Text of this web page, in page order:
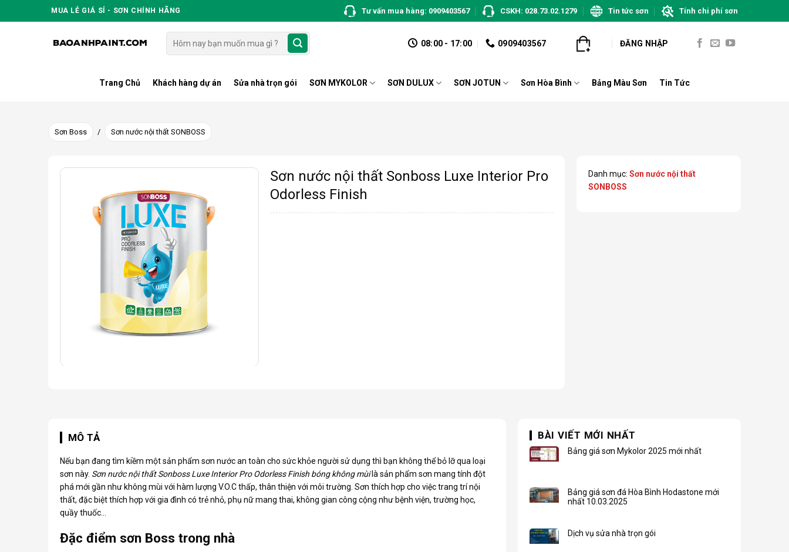
to
MUA LẺ GIÁ SỈ - SƠN CHÍNH HÃNG Tư vấn mua hàng: 0909403567 CSKH: 028.73.02.1279 Tin tức sơn Tính chi phí sơn
Tìm
kiếm:
08:00 - 17:00 0909403567 ĐĂNG NHẬP
Trang Chủ Khách hàng dự án Sửa nhà trọn gói SƠN MYKOLOR SƠN DULUX SƠN JOTUN Sơn Hòa Bình Bảng Màu Sơn Tin Tức
Sơn Boss / Sơn nước nội thất SONBOSS
Sơn nước nội thất Sonboss Luxe Interior Pro
Odorless Finish
Danh mục: Sơn nước nội thất
SONBOSS
MÔ TẢ
Nếu bạn đang tìm kiềm một sản phẩm sơn nước an toàn cho sức khỏe người sử dụng thì bạn không thể bỏ lỡ qua loại
sơn này. Sơn nước nội thất SonbossLuxe Interior Pro Odorless Finish bóng không mùilà sản phẩm sơn mang tính đột
phá mới gần như không mùi với hàm lượng V.O.C thấp, thân thiện với môi trường. Sơn thích hợp cho việc trang trí nội
thất, đặc biệt thích hợp với gia đình có trẻ nhỏ, phụ nữ mang thai, không gian công cộng như bệnh viện, trường học,
quầy thuốc…
Đặc điểm sơn Boss trong nhà
BÀI VIẾT MỚI NHẤT
Bảng giá sơn Mykolor 2025 mới nhất
Bảng giá sơn đá Hòa Bình Hodastone mới
nhất 10.03.2025
Dịch vụ sửa nhà trọn gói